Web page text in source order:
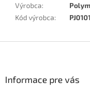
Výrobca:
Kód výrobca:
Informace pre vás